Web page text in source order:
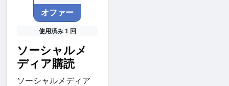
オファー
使用済み 1 回
ソーシャルメ
ディア購読
ソーシャルメディア